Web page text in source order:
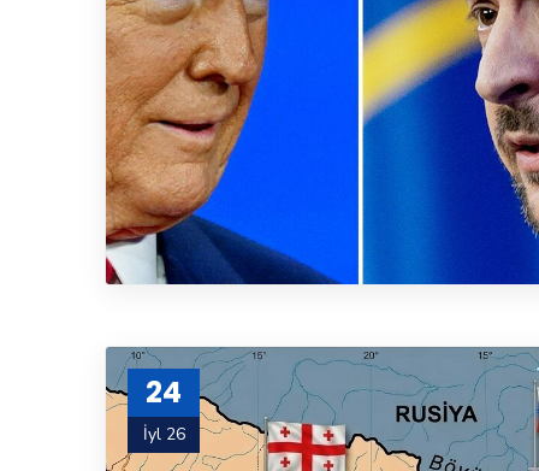
24
İyl 26